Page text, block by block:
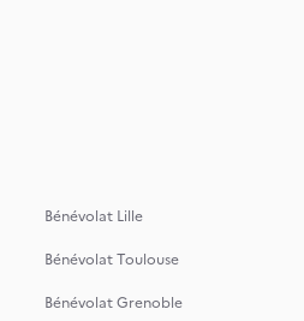
Bénévolat Lille
Bénévolat Toulouse
Bénévolat Grenoble